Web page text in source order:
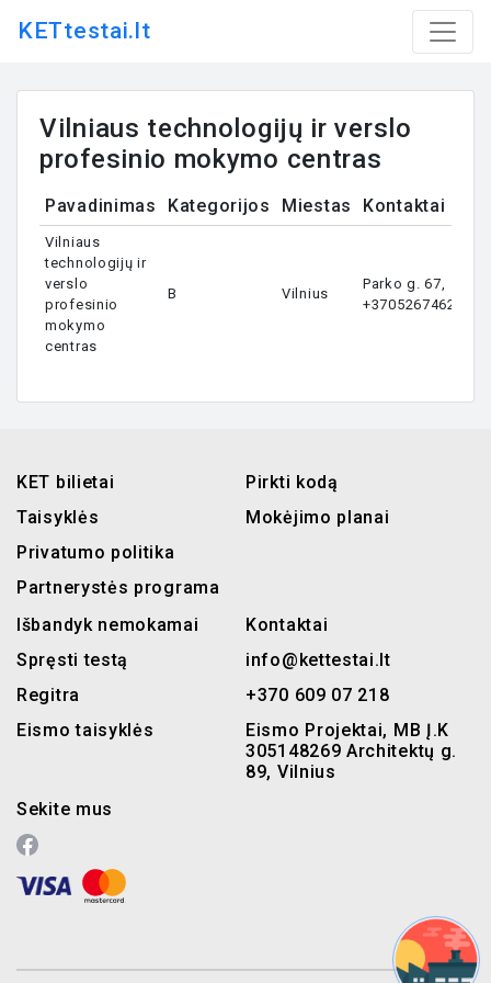
KETtestai.lt
Vilniaus technologijų ir verslo
profesinio mokymo centras
Pavadinimas Kategorijos Miestas Kontaktai
Vilniaus
technologijų ir
verslo
profesinio
mokymo
centras
B Vilnius
Parko g. 67,
+37052674629
KET bilietai
Taisyklės
Privatumo politika
Partnerystės programa
Pirkti kodą
Mokėjimo planai
Išbandyk nemokamai
Spręsti testą
Regitra
Eismo taisyklės
Sekite mus
Kontaktai
info@kettestai.lt
+370 609 07 218
Eismo Projektai, MB Į.K
305148269 Architektų g.
89, Vilnius